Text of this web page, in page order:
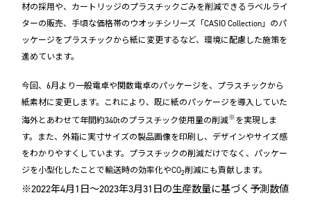
材の採用や、カートリッジのプラスチックごみを削減できるラベルライ
ターの販売、手頃な価格帯のウオッチシリーズ「CASIO Collection」のパ
ッケージをプラスチックから紙に変更するなど、環境に配慮した施策を
進めています。
今回、6月より一般電卓や関数電卓のパッケージを、プラスチックから
紙素材に変更します。これにより、既に紙のパッケージを導入していた
海外とあわせて年間約340tのプラスチック使用量の削減※を実現しま
す。また、外箱に実寸サイズの製品画像を印刷し、デザインやサイズ感
をわかりやすくしています。プラスチックの削減だけでなく、パッケー
ジを小型化したことで輸送時の効率化やCO2削減にも貢献します。
※2022年4月1日～2023年3月31日の生産数量に基づく予測数値